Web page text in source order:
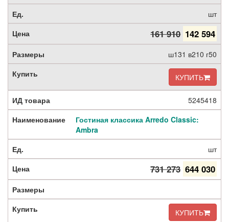
шт
161 910 142 594
ш131 в210 г50
КУПИТЬ
5245418
Гостиная классика Arredo Classic:
Ambra
шт
731 273 644 030
КУПИТЬ